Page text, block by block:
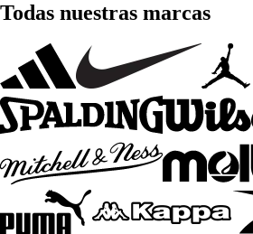
Todas nuestras marcas